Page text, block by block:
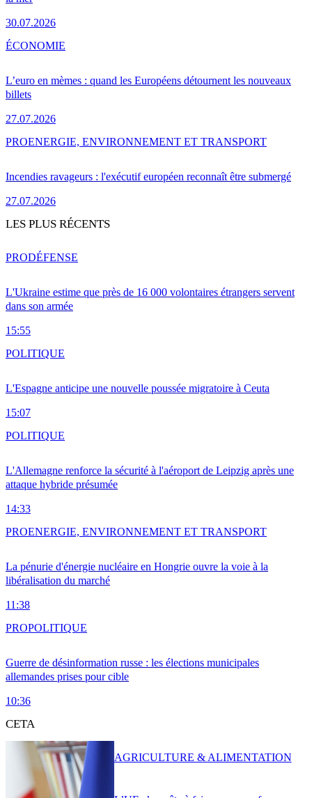
30.07.2026
L’euro en mèmes : quand les Européens détournent les nouveaux
billets
27.07.2026
ÉCONOMIE
Incendies ravageurs : l'exécutif européen reconnaît être submergé
27.07.2026
PROENERGIE, ENVIRONNEMENT ET TRANSPORT
LES PLUS RÉCENTS
L'Ukraine estime que près de 16 000 volontaires étrangers servent
dans son armée
15:55
PRODÉFENSE
L'Espagne anticipe une nouvelle poussée migratoire à Ceuta
15:07
POLITIQUE
L'Allemagne renforce la sécurité à l'aéroport de Leipzig après une
attaque hybride présumée
14:33
POLITIQUE
La pénurie d'énergie nucléaire en Hongrie ouvre la voie à la
libéralisation du marché
11:38
PROENERGIE, ENVIRONNEMENT ET TRANSPORT
Guerre de désinformation russe : les élections municipales
allemandes prises pour cible
10:36
PROPOLITIQUE
CETA
AGRICULTURE & ALIMENTATION